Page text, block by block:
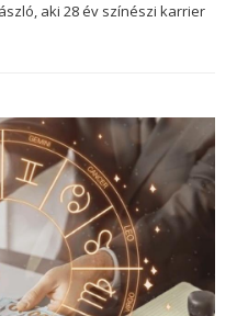
aki 28 év színészi karrier